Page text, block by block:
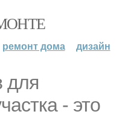
ремонт дома дизайн
для
- это